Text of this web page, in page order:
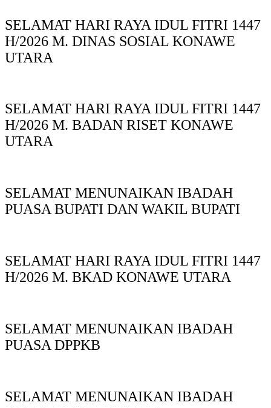
SELAMAT HARI RAYA IDUL FITRI 1447
H/2026 M. DINAS SOSIAL KONAWE
UTARA
SELAMAT HARI RAYA IDUL FITRI 1447
H/2026 M. BADAN RISET KONAWE
UTARA
SELAMAT MENUNAIKAN IBADAH
PUASA BUPATI DAN WAKIL BUPATI
SELAMAT HARI RAYA IDUL FITRI 1447
H/2026 M. BKAD KONAWE UTARA
SELAMAT MENUNAIKAN IBADAH
PUASA DPPKB
SELAMAT MENUNAIKAN IBADAH